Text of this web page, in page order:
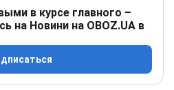
в курсе главного –
на Новини на OBOZ.UA в